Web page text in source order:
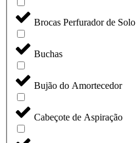
Brocas Perfurador de Solo
Buchas
Bujão do Amortecedor
Cabeçote de Aspiração